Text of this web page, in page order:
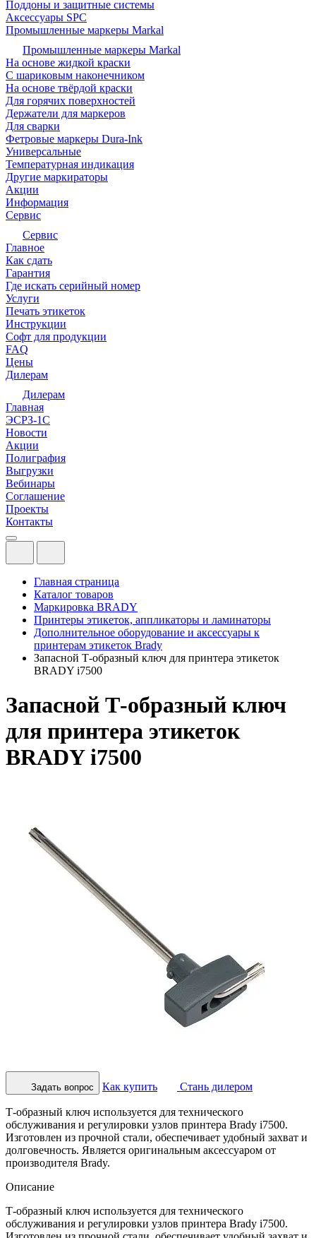
Поддоны и защитные системы
Аксессуары SPC
Промышленные маркеры Markal
Промышленные маркеры Markal
На основе жидкой краски
С шариковым наконечником
На основе твёрдой краски
Для горячих поверхностей
Держатели для маркеров
Для сварки
Фетровые маркеры Dura-Ink
Универсальные
Температурная индикация
Другие маркираторы
Акции
Информация
Сервис
Сервис
Главное
Как сдать
Гарантия
Где искать серийный номер
Услуги
Печать этикеток
Инструкции
Софт для продукции
FAQ
Цены
Дилерам
Дилерам
Главная
ЭСРЗ-1С
Новости
Акции
Полиграфия
Выгрузки
Вебинары
Соглашение
Проекты
Контакты
Главная страница
Каталог товаров
Маркировка BRADY
Принтеры этикеток, аппликаторы и ламинаторы
Дополнительное оборудование и аксессуары к
принтерам этикеток Brady
Запасной Т-образный ключ для принтера этикеток
BRADY i7500
Запасной Т-образный ключ
для принтера этикеток
BRADY i7500
Задать вопрос Как купить Стань дилером
Т-образный ключ используется для технического
обслуживания и регулировки узлов принтера Brady i7500.
Изготовлен из прочной стали, обеспечивает удобный захват и
долговечность. Является оригинальным аксессуаром от
производителя Brady.
Описание
Т-образный ключ используется для технического
обслуживания и регулировки узлов принтера Brady i7500.